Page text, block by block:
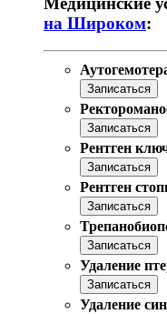
на Широком:
Записаться
Записаться
Рентген
Записаться
Рентген
Записаться
Записаться
Удаление
Записаться
Удаление